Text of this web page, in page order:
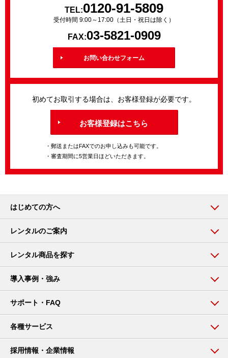
TEL:0120-91-5809
受付時間 9:00～17:00（土日・祝日は除く）
FAX:03-5821-0909
お問い合わせフォーム
初めてお取引する場合は、お客様登録が必要です。
お客様登録はこちら
・郵送またはFAXでのお申し込みも可能です。
・審査期間に5営業日ほどいただきます。
はじめての方へ
レンタルのご案内
レンタル商品を探す
導入事例・強み
サポート・FAQ
各種サービス
採用情報・企業情報